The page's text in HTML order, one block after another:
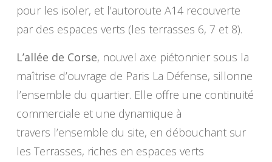
pour les isoler, et l’autoroute A14 recouverte
par des espaces verts (les terrasses 6, 7 et 8).
L’allée de Corse, nouvel axe piétonnier sous la
maîtrise d’ouvrage de Paris La Défense, sillonne
l’ensemble du quartier. Elle offre une continuité
commerciale et une dynamique à
travers l’ensemble du site, en débouchant sur
les Terrasses, riches en espaces verts